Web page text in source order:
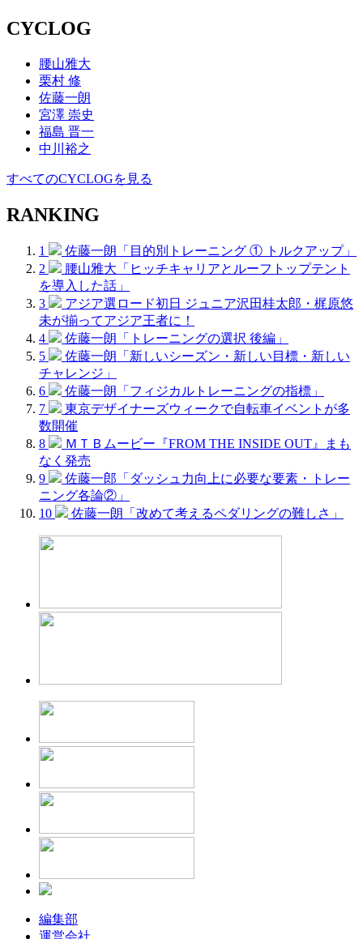
CYCLOG
腰山雅大
栗村 修
佐藤一朗
宮澤 崇史
福島 晋一
中川裕之
すべてのCYCLOGを見る
RANKING
1
佐藤一朗「目的別トレーニング ① トルクアップ」
2
腰山雅大「ヒッチキャリアとルーフトップテント
を導入した話」
3
アジア選ロード初日 ジュニア沢田桂太郎・梶原悠
未が揃ってアジア王者に！
4
佐藤一朗「トレーニングの選択 後編」
5
佐藤一朗「新しいシーズン・新しい目標・新しい
チャレンジ」
6
佐藤一朗「フィジカルトレーニングの指標」
7
東京デザイナーズウィークで自転車イベントが多
数開催
8
ＭＴＢムービー『FROM THE INSIDE OUT』まも
なく発売
9
佐藤一郎「ダッシュ力向上に必要な要素・トレー
ニング各論②」
10
佐藤一朗「改めて考えるペダリングの難しさ」
編集部
運営会社